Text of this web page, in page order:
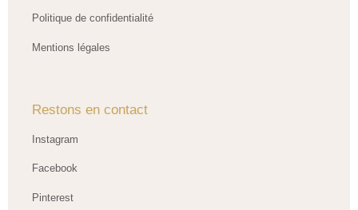
Politique de confidentialité
Mentions légales
Restons en contact
Instagram
Facebook
Pinterest